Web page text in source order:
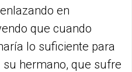
en
que cuando
lo suficiente para
hermano, que sufre